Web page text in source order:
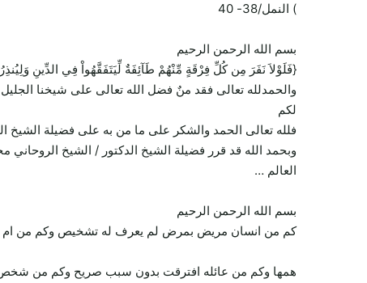
) النمل/38- 40
بسم الله الرحمن الرحيم
{فَلَوْلاَ نَفَرَ مِن كُلِّ فِرْقَةٍ مِّنْهُمْ طَآئِفَةٌ لِّيَتَفَقَّهُواْ فِي الدِّينِ
والحمدلله تعالى فقد منٌ فضل الله تعالى على شيخنا
لكم
فلله تعالى الحمد والشكر على ما من به على فضيلة الشيخ
وبحمد الله قد قرر فضيلة الشيخ الدكتور / الشيخ
العالم …
بسم الله الرحمن الرحيم
كم من انسان مريض بمرض لم يعرف له تشخيص وكم من ام
همها وكم من عائله افترقت بدون سبب صريح وكم من شخص